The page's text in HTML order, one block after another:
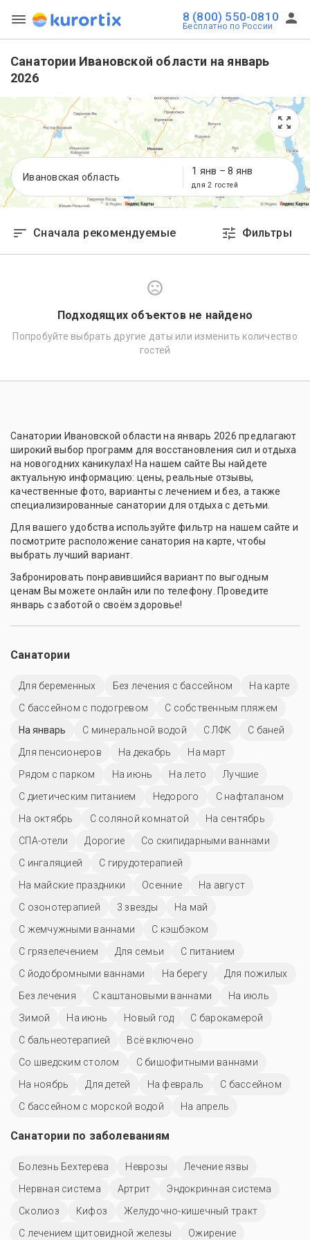
8 (800) 550-0810
Бесплатно по России
Санатории Ивановской области на январь
2026
Ивановская область
1 янв – 8 янв
для 2 гостей
Сначала рекомендуемые Фильтры
Подходящих объектов не найдено
Попробуйте выбрать другие даты или изменить количество
гостей
Санатории Ивановской области на январь 2026 предлагают
широкий выбор программ для восстановления сил и отдыха
на новогодних каникулах! На нашем сайте Вы найдете
актуальную информацию: цены, реальные отзывы,
качественные фото, варианты с лечением и без, а также
специализированные санатории для отдыха с детьми.
Для вашего удобства используйте фильтр на нашем сайте и
посмотрите расположение санатория на карте, чтобы
выбрать лучший вариант.
Забронировать понравившийся вариант по выгодным
ценам Вы можете онлайн или по телефону. Проведите
январь с заботой о своём здоровье!
Санатории
Для беременных Без лечения с бассейном
На карте
С бассейном с подогревом
С собственным пляжем
На январь
С минеральной водой С ЛФК
С баней
Для пенсионеров
На декабрь
На март
Рядом с парком
На июнь На лето
Лучшие
С диетическим питанием
Недорого
С нафталаном
На октябрь
С соляной комнатой
На сентябрь
СПА-отели
Дорогие
Со скипидарными ваннами
С ингаляцией
С гирудотерапией
На майские праздники
Осенние
На август
С озонотерапией
3 звезды
На май
С жемчужными ваннами
С кэшбэком
С грязелечением
Для семьи
С питанием
С йодобромными ваннами
На берегу
Для пожилых
Без лечения
С каштановыми ваннами
На июль
Зимой
На июнь Новый год
С барокамерой
С бальнеотерапией
Всё включено
Со шведским столом
С бишофитными ваннами
На ноябрь
Для детей На февраль
C бассейном
С бассейном с морской водой
На апрель
Санатории по заболеваниям
Болезнь Бехтерева Неврозы
Лечение язвы
Нервная система
Артрит
Эндокринная система
Сколиоз
Кифоз
Желудочно-кишечный тракт
С лечением щитовидной железы
Ожирение